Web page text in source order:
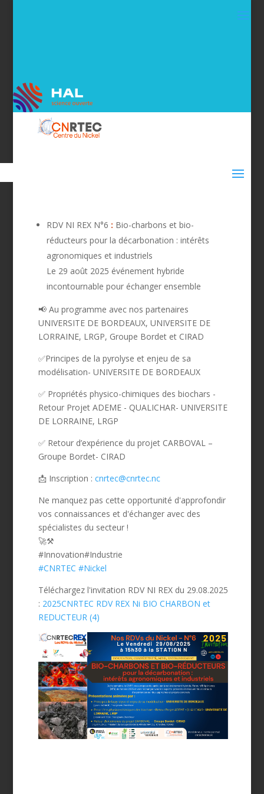
RDV NI REX N°6 : Bio-charbons et bio-
réducteurs pour la décarbonation : intérêts
agronomiques et industriels
Le 29 août 2025 événement hybride
incontournable pour échanger ensemble
📢 Au programme avec nos partenaires
UNIVERSITE DE BORDEAUX, UNIVERSITE DE
LORRAINE, LRGP, Groupe Bordet et CIRAD
✅Principes de la pyrolyse et enjeu de sa
modélisation- UNIVERSITE DE BORDEAUX
✅Propriétés physico-chimiques des biochars -
Retour Projet ADEME - QUALICHAR- UNIVERSITE
DE LORRAINE, LRGP
✅ Retour d’expérience du projet CARBOVAL –
Groupe Bordet- CIRAD
📩 Inscription : cnrtec@cnrtec.nc
Ne manquez pas cette opportunité d'approfondir
vos connaissances et d'échanger avec des
spécialistes du secteur !
🚀⚒️
#Innovation#Industrie
#CNRTEC #Nickel
Téléchargez l'invitation RDV NI REX du 29.08.2025
: 2025CNRTEC RDV REX Ni BIO CHARBON et
REDUCTEUR (4)